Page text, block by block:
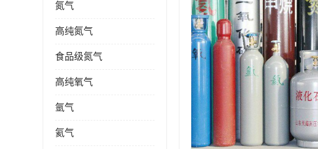
氮气
高纯氮气
食品级氮气
高纯氧气
氩气
氦气